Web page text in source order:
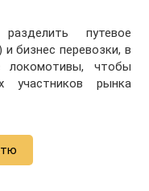
путевое
и бизнес перевозки, в
локомотивы, чтобы
участников рынка